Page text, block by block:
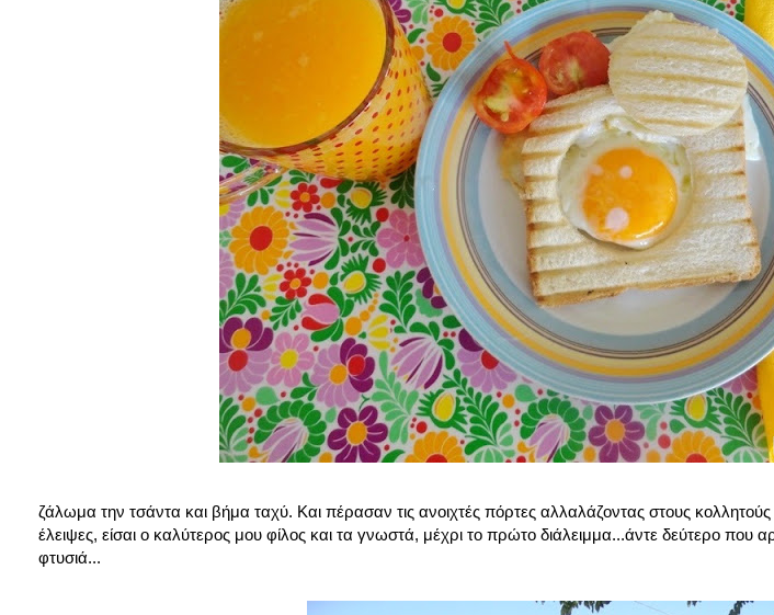
ζάλωμα την τσάντα και βήμα ταχύ. Και πέρασαν τις ανοιχτές πόρτες αλλαλάζοντας στους
έλειψες, είσαι ο καλύτερος μου φίλος και τα γνωστά, μέχρι το πρώτο διάλειμμα...άντε δεύτερο που
φτυσιά...